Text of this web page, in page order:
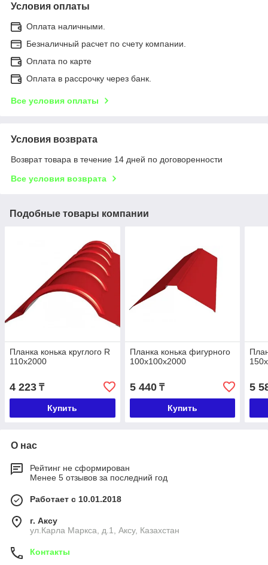
Условия оплаты
Оплата наличными.
Безналичный расчет по счету компании.
Оплата по карте
Оплата в рассрочку через банк.
Все условия оплаты
Условия возврата
Возврат товара в течение 14 дней по договоренности
Все условия возврата
Подобные товары компании
Планка конька круглого R
110х2000
4 223 ₸
Купить
Планка конька фигурного
100х100х2000
5 440₸
Купить
5
О нас
Рейтинг не сформирован
Менее 5 отзывов за последний год
Работает с 10.01.2018
г. Аксу
ул.Карла Маркса, д.1, Аксу, Казахстан
Контакты